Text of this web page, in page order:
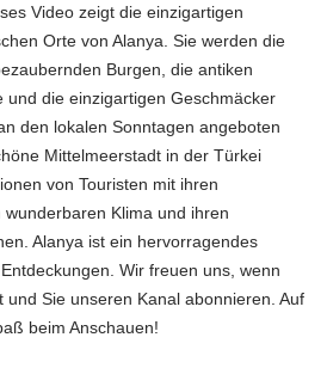
Video zeigt die einzigartigen
Orte von Alanya. Sie werden die
Burgen, die antiken
und die einzigartigen Geschmäcker
den lokalen Sonntagen angeboten
Mittelmeerstadt in der Türkei
von Touristen mit ihren
Klima und ihren
Alanya ist ein hervorragendes
Wir freuen uns, wenn
und Sie unseren Kanal abonnieren. Auf
beim Anschauen!